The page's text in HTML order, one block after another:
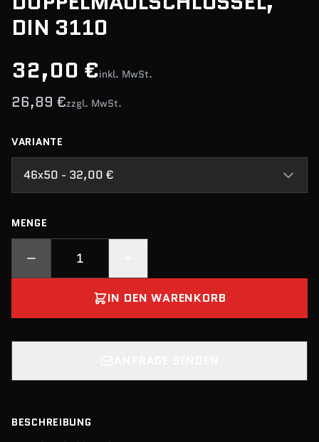
DIN 3110
32,00 €inkl. MwSt.
26,89 €zzgl. MwSt.
VARIANTE
46x50 - 32,00 €
MENGE
IN DEN WARENKORB
BESCHREIBUNG